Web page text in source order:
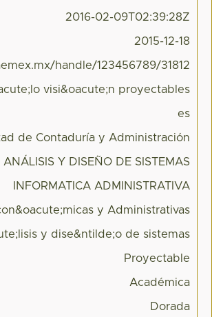
2016-02-09T02:39:28Z
2015-12-18
handle/123456789/31812
visi&oacute;n proyectables
es
de Contaduría y Administración
ANÁLISIS Y DISEÑO DE SISTEMAS
INFORMATICA ADMINISTRATIVA
y Administrativas
y dise&ntilde;o de sistemas
Proyectable
Académica
Dorada